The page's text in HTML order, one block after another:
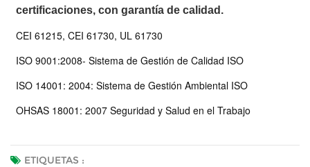
certificaciones, con garantía de calidad.
CEI 61215, CEI 61730, UL 61730
ISO 9001:2008- Sistema de Gestión de Calidad ISO
ISO 14001: 2004: Sistema de Gestión Ambiental ISO
OHSAS 18001: 2007 Seguridad y Salud en el Trabajo
ETIQUETAS :